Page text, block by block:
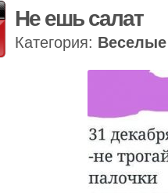
Не ешь салат
Категория: Веселые